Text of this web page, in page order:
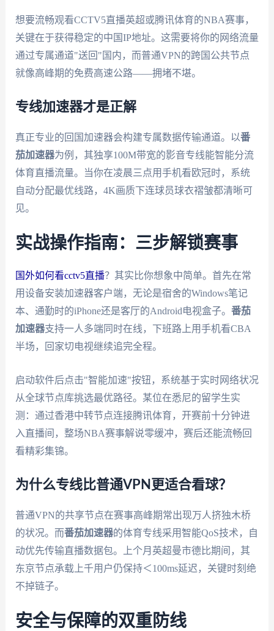
想要流畅观看CCTV5直播英超或腾讯体育的NBA赛事，
关键在于获得稳定的中国IP地址。这需要将你的网络流量
通过专属通道"送回"国内，而普通VPN的跨国公共节点
就像高峰期的免费高速公路——拥堵不堪。
专线加速器才是正解
真正专业的回国加速器会构建专属数据传输通道。以番
茄加速器为例，其独享100M带宽的影音专线能智能分流
体育直播流量。当你在凌晨三点用手机看欧冠时，系统
自动分配最优线路，4K画质下连球员球衣褶皱都清晰可
见。
实战操作指南：三步解锁赛事
国外如何看cctv5直播？其实比你想象中简单。首先在常
用设备安装加速器客户端，无论是宿舍的Windows笔记
本、通勤时的iPhone还是客厅的Android电视盒子。 番茄
加速器支持一人多端同时在线，下班路上用手机看CBA
半场，回家切电视继续追完全程。
启动软件后点击"智能加速"按钮，系统基于实时网络状况
从全球节点库挑选最优路径。某位在悉尼的留学生实
测：通过香港中转节点连接腾讯体育，开赛前十分钟进
入直播间，整场NBA赛事解说零缓冲，赛后还能流畅回
看精彩集锦。
为什么专线比普通VPN更适合看球？
普通VPN的共享节点在赛事高峰期常出现万人挤独木桥
的状况。而番茄加速器的体育专线采用智能QoS技术，自
动优先传输直播数据包。上个月英超曼市德比期间，其
东京节点承载上千用户仍保持＜100ms延迟，关键时刻绝
不掉链子。
安全与保障的双重防线